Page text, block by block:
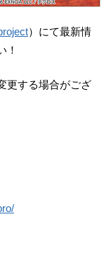
）にて最新情
！
更する場合がござ